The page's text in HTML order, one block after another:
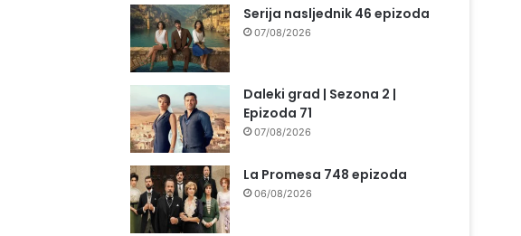
Serija nasljednik 46 epizoda
07/08/2026
Daleki grad | Sezona 2 |
Epizoda 71
07/08/2026
La Promesa 748 epizoda
06/08/2026